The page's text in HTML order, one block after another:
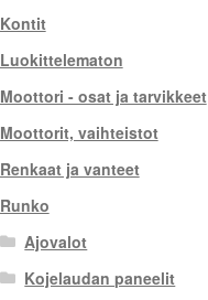
Kontit
Luokittelematon
Moottori - osat ja tarvikkeet
Moottorit, vaihteistot
Renkaat ja vanteet
Runko
Ajovalot
Kojelaudan paneelit